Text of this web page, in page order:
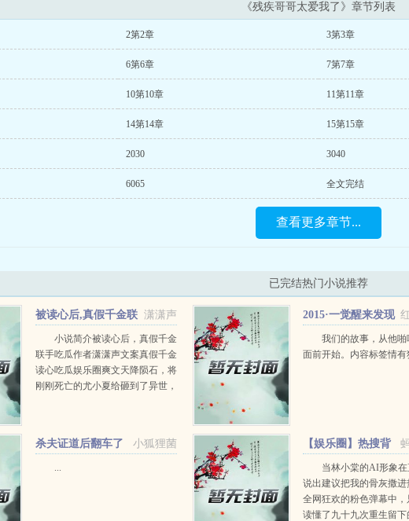
《残疾哥哥太爱我了》章节列表
2第2章 3第3章
6第6章 7第7章
10第10章 11第11章
14第14章 15第15章
2030 3040
6065 全文完结
查看更多章节...
已完结热门小说推荐
潇潇声
被读心后,真假千金联
手吃瓜+番外
小说简介被读心后，真假千金
联手吃瓜作者潇潇声文案真假千金
读心吃瓜娱乐圈爽文天降陨石，将
刚刚死亡的尤小夏给砸到了异世，
本...
2015·一觉醒来发现
自己是国师
我们的故事，从他
面前开始。内容标签情有
小狐狸菌
杀夫证道后翻车了
...
【娱乐圈】热搜背
面是焚尸炉
当林小棠的AI形象在
说出建议把我的骨灰撒进
全网狂欢的粉色弹幕中
读懂了九十九次重生留